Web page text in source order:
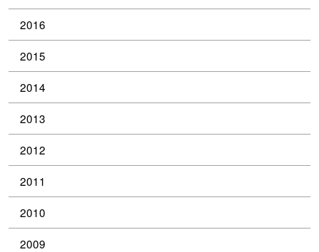
2016
2015
2014
2013
2012
2011
2010
2009